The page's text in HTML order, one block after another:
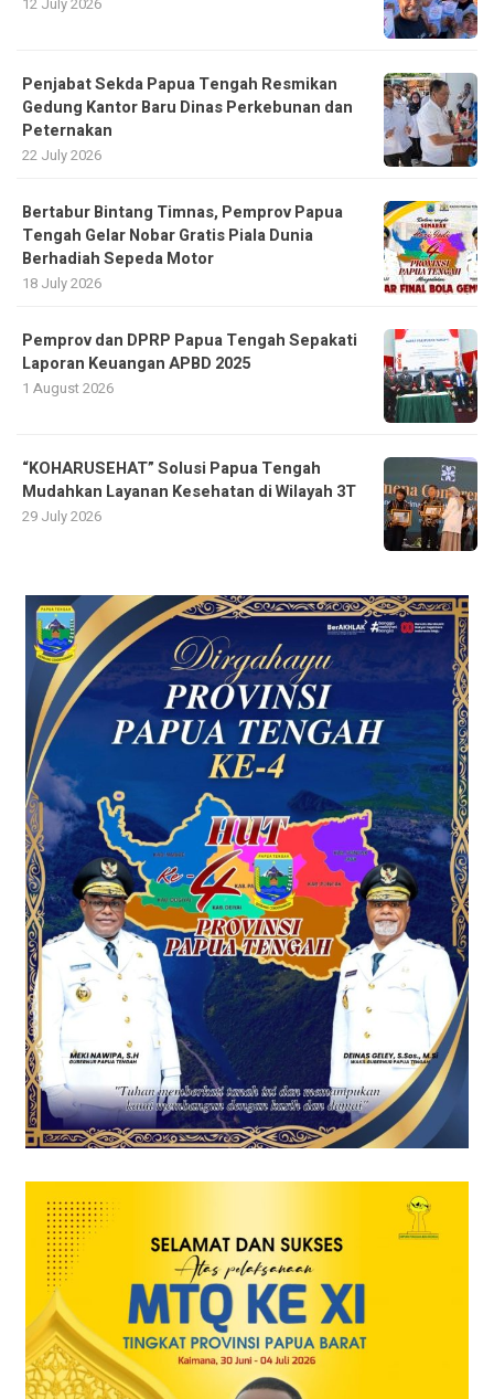
Penjabat Sekda Papua Tengah Resmikan
Gedung Kantor Baru Dinas Perkebunan dan
Peternakan
22 July 2026
Bertabur Bintang Timnas, Pemprov Papua
Tengah Gelar Nobar Gratis Piala Dunia
Berhadiah Sepeda Motor
18 July 2026
Pemprov dan DPRP Papua Tengah Sepakati
Laporan Keuangan APBD 2025
1 August 2026
“KOHARUSEHAT” Solusi Papua Tengah
Mudahkan Layanan Kesehatan di Wilayah 3T
29 July 2026